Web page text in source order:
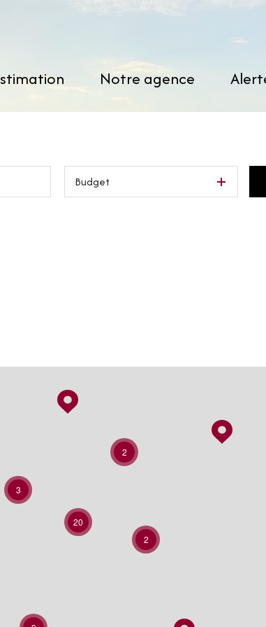
estimation notre agence
Budget
2
2
3
20